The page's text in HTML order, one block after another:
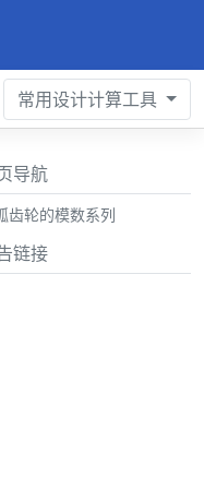
常用设计计算工具
导航
齿轮的模数系列
链接